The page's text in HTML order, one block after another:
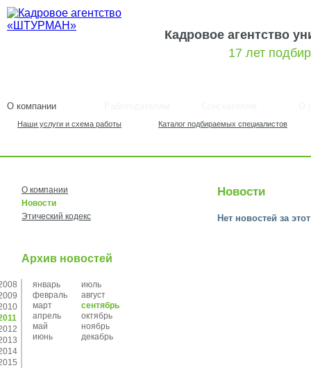
Кадровое агентство
17 лет
О компании
Наши услуги и схема работы Каталог подбираемых специалистов
О компании
Новости
Этический кодекс
Архив новостей
январь
июль
февраль
август
март
сентябрь
апрель
октябрь
май
ноябрь
июнь
декабрь
Новости
Нет новостей за